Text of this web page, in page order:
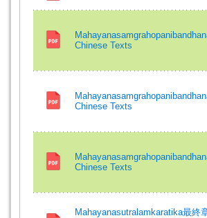
Chinese Texts
Chinese Texts
Chinese Texts
Mahayanasutralamkaratika最終